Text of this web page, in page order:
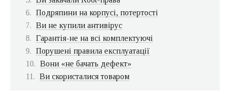
Подряпини на корпусі, потертості
Ви не купили антивірус
Гарантія-не на всі комплектуючі
Порушені правила експлуатації
Вони «не бачать дефект»
Ви скористалися товаром